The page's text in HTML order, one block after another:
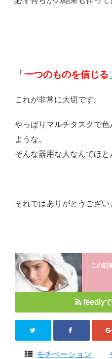
「 一つのものを信じる
これが非常に大切です。
やっぱりマルチタスクで
ような、
そんな器用な人なんてほと
それではありがとうござい
この記
feedly
モチベーション